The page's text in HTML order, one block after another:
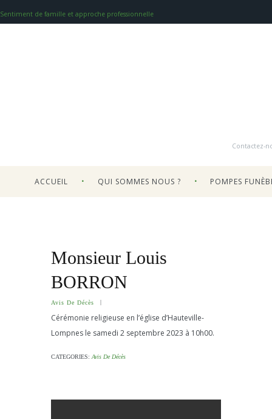
Sentiment de famille et approche professionnelle
Contactez-
ACCUEIL QUI SOMMES NOUS ? POMPES
Monsieur Louis
BORRON
Avis De Décès
Cérémonie religieuse en l’église d’Hauteville-
Lompnes le samedi 2 septembre 2023 à 10h00.
CATEGORIES: Avis De Décès